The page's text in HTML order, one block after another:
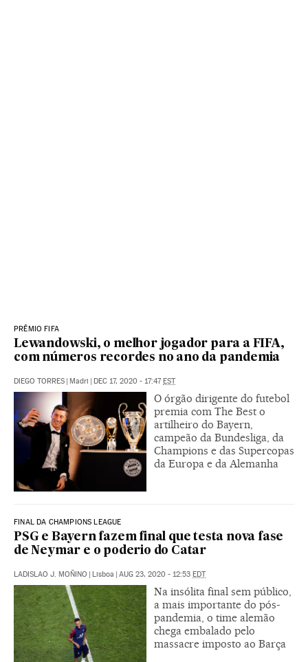
PRÊMIO FIFA
Lewandowski, o melhor jogador para a FIFA,
com números recordes no ano da pandemia
DIEGO TORRES Madri DEC 17, 2020 - 17:47 EST
O órgão dirigente do futebol
premia com The Best o
artilheiro do Bayern,
campeão da Bundesliga, da
Champions e das Supercopas
da Europa e da Alemanha
FINAL DA CHAMPIONS LEAGUE
PSG e Bayern fazem final que testa nova fase
de Neymar e o poderio do Catar
LADISLAO J. MOÑINO Lisboa AUG 23, 2020 - 12:53 EDT
Na insólita final sem público,
a mais importante do pós-
pandemia, o time alemão
chega embalado pelo
massacre imposto ao Barça